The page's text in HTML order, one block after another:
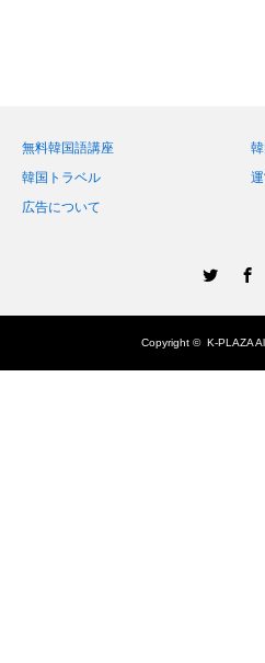
無料韓国語講座
韓国トラベル
広告について
Copyright ©K-PLAZA